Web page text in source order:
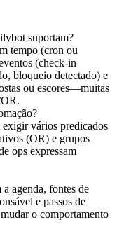
suportam?
tempo (cron ou
(check-in
bloqueio detectado) e
ou escores—muitas
vários predicados
(OR) e grupos
ops expressam
agenda, fontes de
e passos de
o comportamento